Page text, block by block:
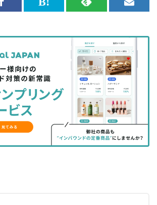
Facebook<br>
記
事
を
シ
ェ
ア
す
る
は
な
ッ
ク
マ
に
RSS
記
事
を
購
読
す
る
メ
マ
ガ
登
録
す
る